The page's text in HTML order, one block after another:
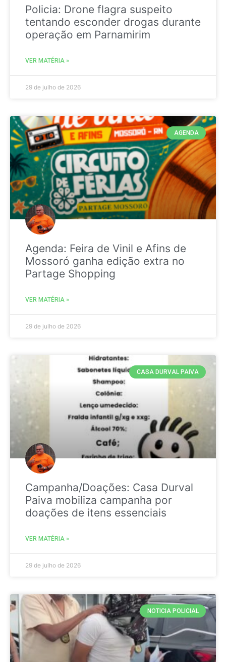
Policia: Drone flagra suspeito
tentando esconder drogas durante
operação em Parnamirim
VER MATÉRIA »
29 de julho de 2026
AGENDA
Agenda: Feira de Vinil e Afins de
Mossoró ganha edição extra no
Partage Shopping
VER MATÉRIA »
29 de julho de 2026
CASA DURVAL PAIVA
Campanha/Doações: Casa Durval
Paiva mobiliza campanha por
doações de itens essenciais
VER MATÉRIA »
29 de julho de 2026
NOTICIA POLICIAL